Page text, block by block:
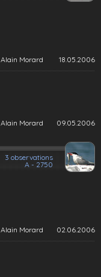
Alain Morard 18.05.2006
Alain Morard 09.05.2006
3 observations
A - 2750
Alain Morard 02.06.2006